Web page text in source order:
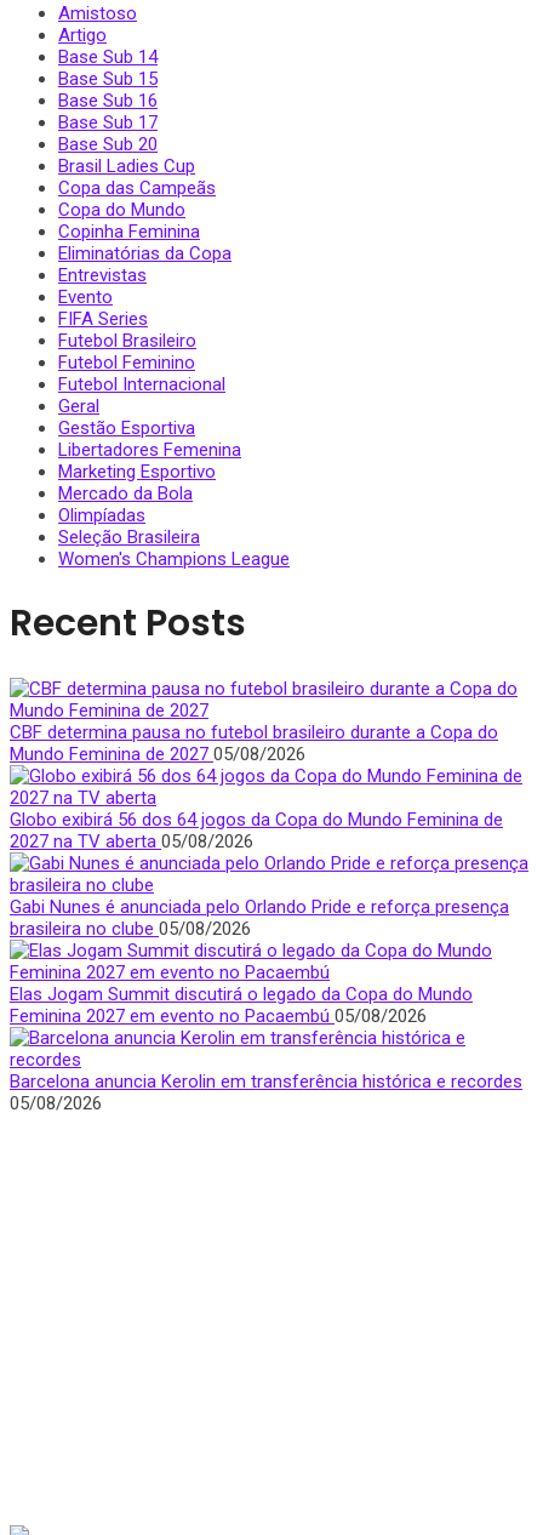
Amistoso
Artigo
Base Sub 14
Base Sub 15
Base Sub 16
Base Sub 17
Base Sub 20
Brasil Ladies Cup
Copa das Campeãs
Copa do Mundo
Copinha Feminina
Eliminatórias da Copa
Entrevistas
Evento
FIFA Series
Futebol Brasileiro
Futebol Feminino
Futebol Internacional
Geral
Gestão Esportiva
Libertadores Femenina
Marketing Esportivo
Mercado da Bola
Olimpíadas
Seleção Brasileira
Women's Champions League
Recent Posts
CBF determina pausa no futebol brasileiro durante a Copa do
Mundo Feminina de 2027 05/08/2026
Globo exibirá 56 dos 64 jogos da Copa do Mundo Feminina de
2027 na TV aberta 05/08/2026
Gabi Nunes é anunciada pelo Orlando Pride e reforça presença
brasileira no clube 05/08/2026
Elas Jogam Summit discutirá o legado da Copa do Mundo
Feminina 2027 em evento no Pacaembú 05/08/2026
Barcelona anuncia Kerolin em transferência histórica e recordes
05/08/2026